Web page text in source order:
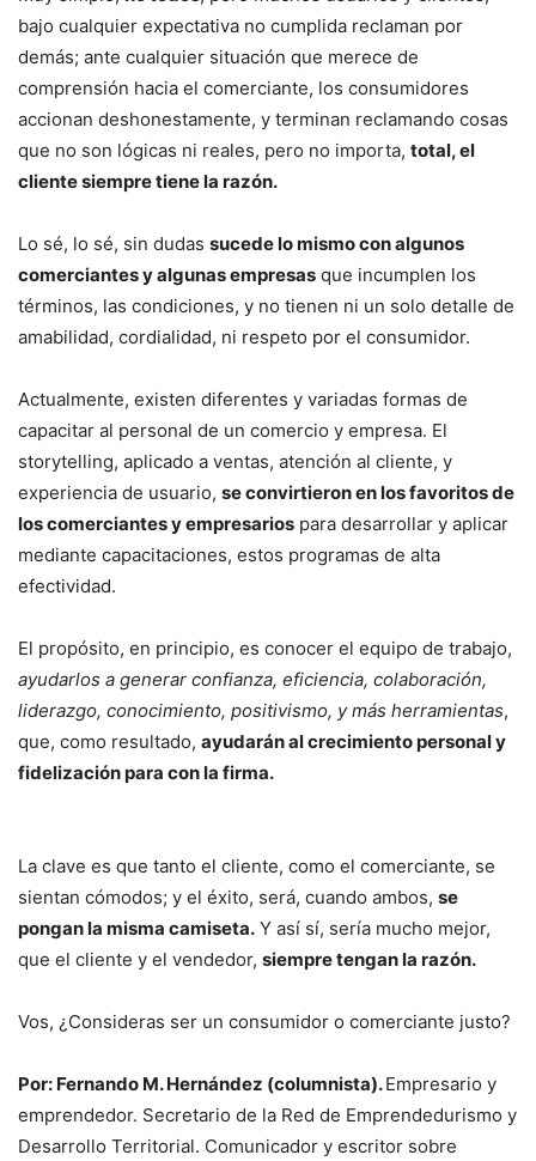
bajo cualquier expectativa no cumplida reclaman por
demás; ante cualquier situación que merece de
comprensión hacia el comerciante, los consumidores
accionan deshonestamente, y terminan reclamando cosas
que no son lógicas ni reales, pero no importa, total, el
cliente siempre tiene la razón.
Lo sé, lo sé, sin dudas sucede lo mismo con algunos
comerciantes y algunas empresas que incumplen los
términos, las condiciones, y no tienen ni un solo detalle de
amabilidad, cordialidad, ni respeto por el consumidor.
Actualmente, existen diferentes y variadas formas de
capacitar al personal de un comercio y empresa. El
storytelling, aplicado a ventas, atención al cliente, y
experiencia de usuario, se convirtieron en los favoritos de
los comerciantes y empresarios para desarrollar y aplicar
mediante capacitaciones, estos programas de alta
efectividad.
El propósito, en principio, es conocer el equipo de trabajo,
ayudarlos a generar confianza, eficiencia, colaboración,
liderazgo, conocimiento, positivismo, y más herramientas,
que, como resultado, ayudarán al crecimiento personal y
fidelización para con la firma.
La clave es que tanto el cliente, como el comerciante, se
sientan cómodos; y el éxito, será, cuando ambos, se
pongan la misma camiseta. Y así sí, sería mucho mejor,
que el cliente y el vendedor, siempre tengan la razón.
Vos, ¿Consideras ser un consumidor o comerciante justo?
Por: Fernando M. Hernández (columnista).Empresario y
emprendedor. Secretario de la Red de Emprendedurismo y
Desarrollo Territorial. Comunicador y escritor sobre